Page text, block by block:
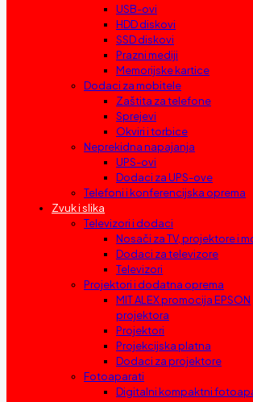
USB-ovi
HDD diskovi
SSD diskovi
Prazni mediji
Memorijske kartice
Dodaci za mobitele
Zaštita za telefone
Sprejevi
Okviri i torbice
Neprekidna napajanja
UPS-ovi
Dodaci za UPS-ove
Telefoni i konferencijska oprema
Zvuk i slika
Televizori i dodaci
Nosači za TV, projektore i
Dodaci za televizore
Televizori
Projektori i dodatna oprema
MIT ALEX promocija EPSON
projektora
Projektori
Projekcijska platna
Dodaci za projektore
Fotoaparati
Digitalni kompaktni